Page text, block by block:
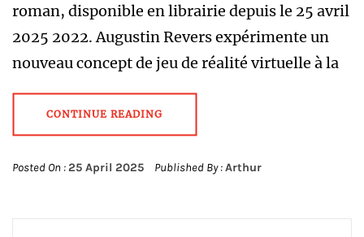
roman, disponible en librairie depuis le 25 avril
2025 2022. Augustin Revers expérimente un
nouveau concept de jeu de réalité virtuelle à la
CONTINUE READING
Posted On :25 April 2025 Published By :Arthur